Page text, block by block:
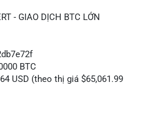
- GIAO DỊCH BTC LỚN
BTC
USD (theo thị giá $65,061.99